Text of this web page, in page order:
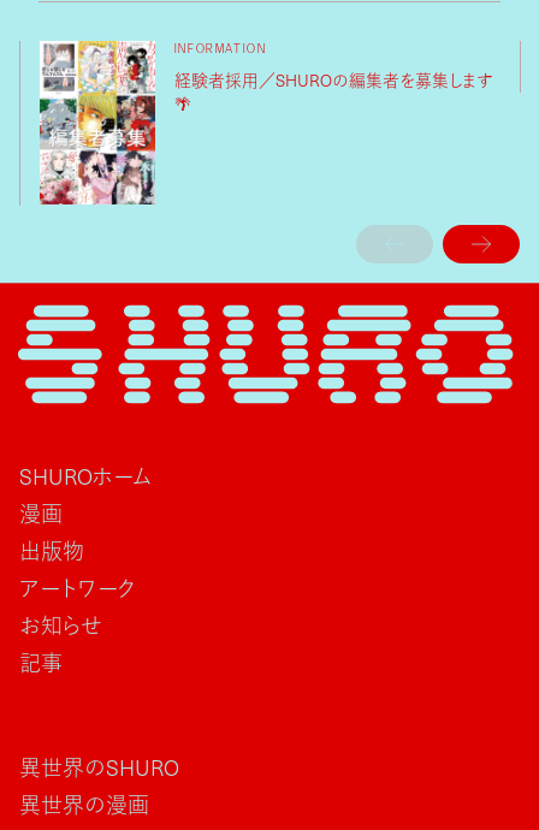
INFORMATION
経験者採用／SHUROの編集者を募集します
🌴
SHUROホーム
漫画
出版物
アートワーク
お知らせ
記事
異世界のSHURO
異世界の漫画